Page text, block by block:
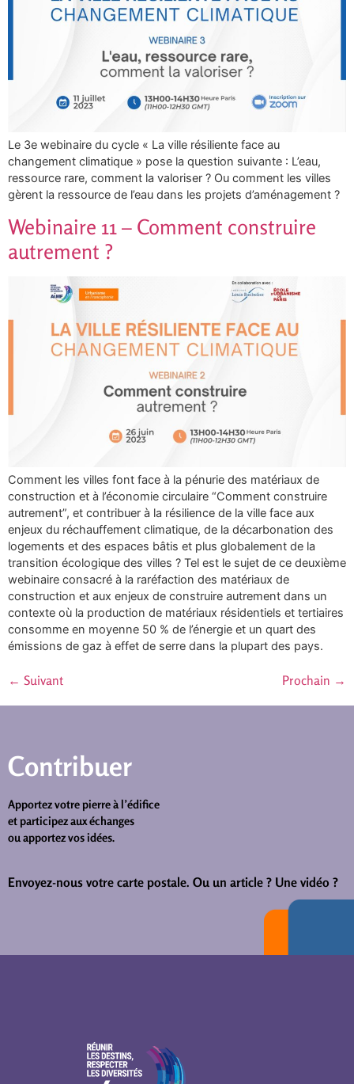
Le 3e webinaire du cycle « La ville résiliente face au
changement climatique » pose la question suivante : L’eau,
ressource rare, comment la valoriser ? Ou comment les villes
gèrent la ressource de l’eau dans les projets d’aménagement ?
Webinaire 11 – Comment construire
autrement ?
Comment les villes font face à la pénurie des matériaux de
construction et à l’économie circulaire “Comment construire
autrement”, et contribuer à la résilience de la ville face aux
enjeux du réchauffement climatique, de la décarbonation des
logements et des espaces bâtis et plus globalement de la
transition écologique des villes ? Tel est le sujet de ce deuxième
webinaire consacré à la raréfaction des matériaux de
construction et aux enjeux de construire autrement dans un
contexte où la production de matériaux résidentiels et tertiaires
consomme en moyenne 50 % de l’énergie et un quart des
émissions de gaz à effet de serre dans la plupart des pays.
← Suivant Prochain →
Contribuer
Apportez votre pierre à l’édifice
et participez aux échanges
ou apportez vos idées.
Envoyez-nous votre carte postale. Ou un article ? Une vidéo ?